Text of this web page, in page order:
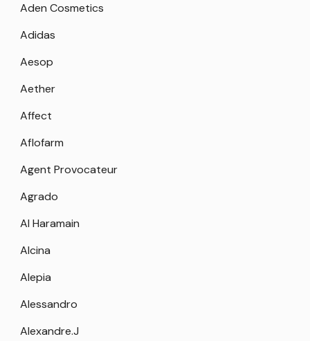
Aden Cosmetics
Adidas
Aesop
Aether
Affect
Aflofarm
Agent Provocateur
Agrado
Al Haramain
Alcina
Alepia
Alessandro
Alexandre.J